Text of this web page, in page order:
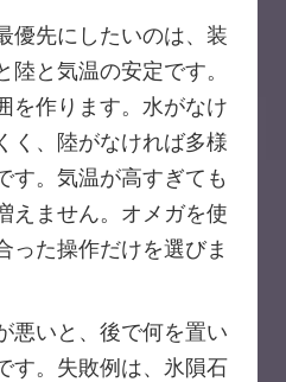
優先にしたいのは、装
と気温の安定です。
を作ります。水がなけ
く、陸がなければ多様
す。気温が高すぎても
えません。オメガを使
った操作だけを選びま
悪いと、後で何を置い
す。失敗例は、氷隕石